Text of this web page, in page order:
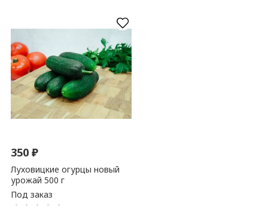
350₽
Луховицкие огурцы новый
урожай 500 г